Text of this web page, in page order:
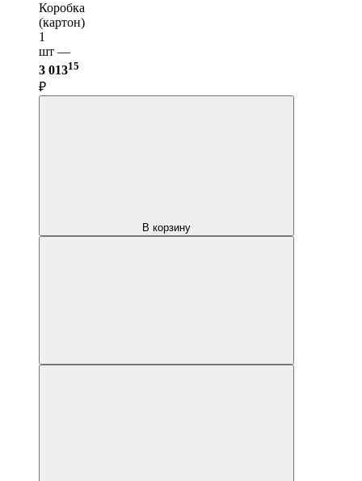
Коробка
(картон)
1
шт —
3 01315
₽
В корзину